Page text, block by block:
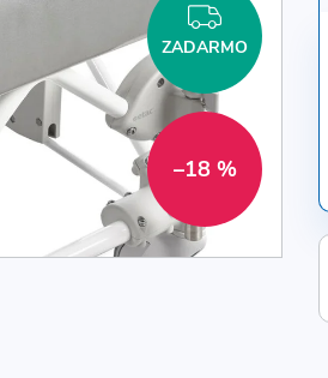
ZADARMO
ZADARMO
–18 %